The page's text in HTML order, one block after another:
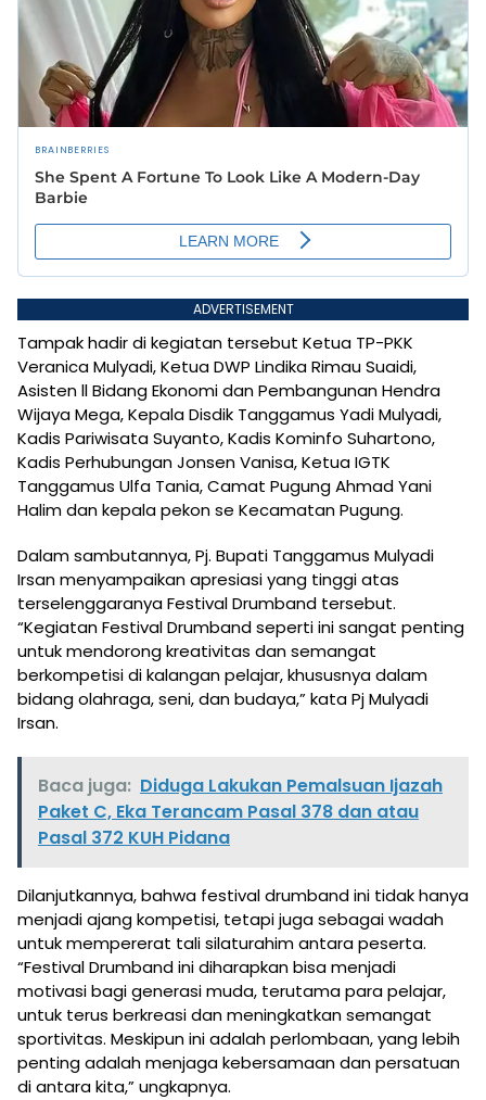
ADVERTISEMENT
Tampak hadir di kegiatan tersebut Ketua TP-PKK
Veranica Mulyadi, Ketua DWP Lindika Rimau Suaidi,
Asisten ll Bidang Ekonomi dan Pembangunan Hendra
Wijaya Mega, Kepala Disdik Tanggamus Yadi Mulyadi,
Kadis Pariwisata Suyanto, Kadis Kominfo Suhartono,
Kadis Perhubungan Jonsen Vanisa, Ketua IGTK
Tanggamus Ulfa Tania, Camat Pugung Ahmad Yani
Halim dan kepala pekon se Kecamatan Pugung.
Dalam sambutannya, Pj. Bupati Tanggamus Mulyadi
Irsan menyampaikan apresiasi yang tinggi atas
terselenggaranya Festival Drumband tersebut.
“Kegiatan Festival Drumband seperti ini sangat penting
untuk mendorong kreativitas dan semangat
berkompetisi di kalangan pelajar, khususnya dalam
bidang olahraga, seni, dan budaya,” kata Pj Mulyadi
Irsan.
Baca juga: Diduga Lakukan Pemalsuan Ijazah
Paket C, Eka Terancam Pasal 378 dan atau
Pasal 372 KUH Pidana
Dilanjutkannya, bahwa festival drumband ini tidak hanya
menjadi ajang kompetisi, tetapi juga sebagai wadah
untuk mempererat tali silaturahim antara peserta.
“Festival Drumband ini diharapkan bisa menjadi
motivasi bagi generasi muda, terutama para pelajar,
untuk terus berkreasi dan meningkatkan semangat
sportivitas. Meskipun ini adalah perlombaan, yang lebih
penting adalah menjaga kebersamaan dan persatuan
di antara kita,” ungkapnya.